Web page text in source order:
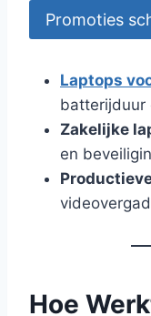
Promoties
Laptops
batterijduur
Zakelijke
en
Hoe